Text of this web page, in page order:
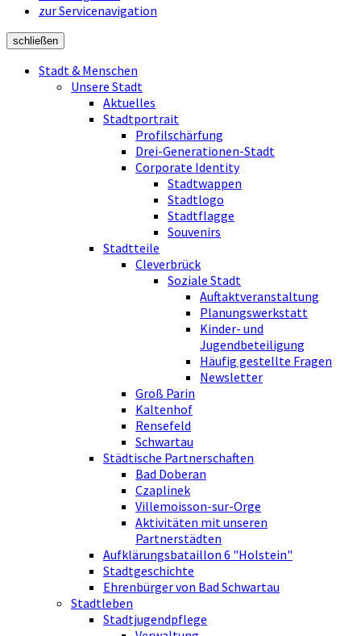
zur Servicenavigation
schließen
Stadt & Menschen
Unsere Stadt
Aktuelles
Stadtportrait
Profilschärfung
Drei-Generationen-Stadt
Corporate Identity
Stadtwappen
Stadtlogo
Stadtflagge
Souvenirs
Stadtteile
Cleverbrück
Soziale Stadt
Auftaktveranstaltung
Planungswerkstatt
Kinder- und
Jugendbeteiligung
Häufig gestellte Fragen
Newsletter
Groß Parin
Kaltenhof
Rensefeld
Schwartau
Städtische Partnerschaften
Bad Doberan
Czaplinek
Villemoisson-sur-Orge
Aktivitäten mit unseren
Partnerstädten
Aufklärungsbataillon 6 "Holstein"
Stadtgeschichte
Ehrenbürger von Bad Schwartau
Stadtleben
Stadtjugendpflege